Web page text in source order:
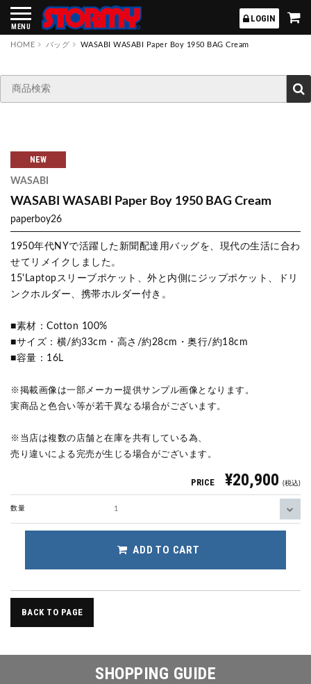
MENU
LOGIN
HOME バッグ WASABI WASABI Paper Boy 1950 BAG Cream
NEW
WASABI
WASABI WASABI Paper Boy 1950 BAG Cream
paperboy26
1950年代NYで活躍した新聞配達用バッグを、現代の生活に合わ
せてリメイクしました。
15'Laptopスリーブポケット、外と内側にジップポケット、ドリ
ンクホルダー、携帯ホルダー付き。
■素材：Cotton 100%
■サイズ：横/約33cm・高さ/約28cm・奥行/約18cm
■容量：16L
※掲載画像は一部メーカー提供サンプル画像となります。
実商品と色合い等が若干異なる場合がございます。
※当店は複数の店舗と在庫を共有している為、
売り違いによる完売が生じる場合がございます。
PRICE ¥20,900 (税込)
数量
ADD TO CART
BACK TO PAGE
SHOPPING GUIDE